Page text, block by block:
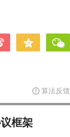
算法反馈
框架